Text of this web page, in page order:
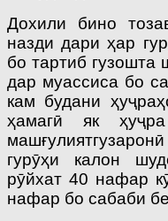
Дохили бино
назди дари ҳар
бо тартиб гузошта
дар муассиса бо
кам будани
ҳамагӣ як
гурӯҳи калон
рӯйхат 40 нафар
нафар бо сабаби